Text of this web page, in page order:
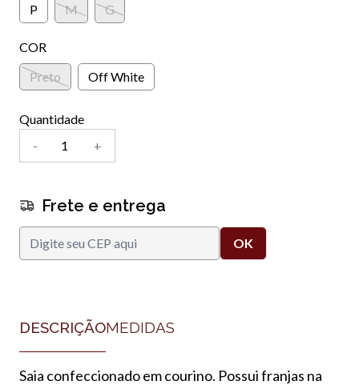
P
M G
COR
Preto
Off White
Quantidade
-
+
Frete e entrega
DESCRIÇÃOMEDIDAS
Saia confeccionado em courino. Possui franjas na